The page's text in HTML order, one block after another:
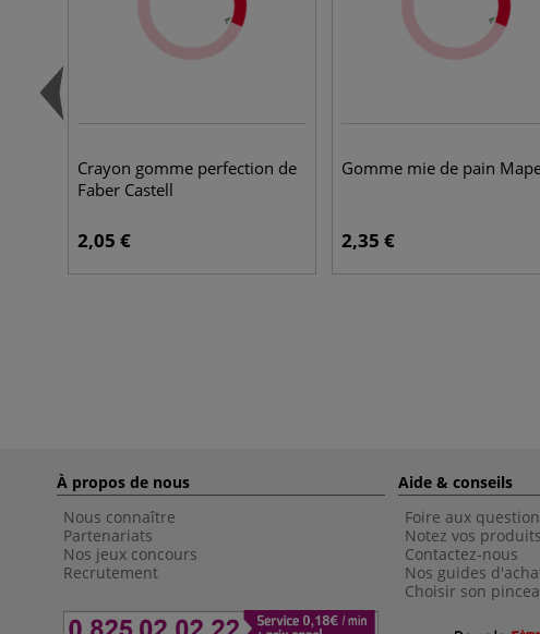
Crayon gomme perfection de
Faber Castell
2,05 €
Gomme mie de pain
2,35 €
À propos de nous
Nous connaître
Partenariats
Nos jeux concours
Recrutement
Aide & conseils
Foire aux
Notez vos
Contactez-nous
Nos guides
Choisir son